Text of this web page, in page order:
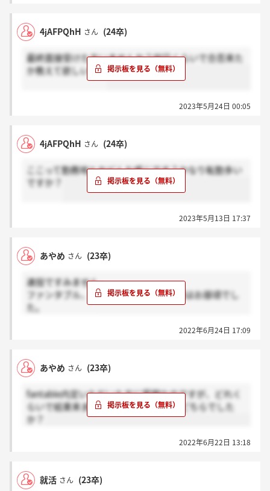
4jAFPQhH さん (24卒)
最終面接受けた方いませんか？何日くらいで合否来た
か教えて欲しいです
2023年5月24日 00:05
4jAFPQhH さん (24卒)
ここって勤務地とかどんな感じです？かなり転勤多い
ですか？
2023年5月13日 17:37
あやめ さん (23卒)
連投ですみません。
ファンタブル、3日で連絡が来て時間帯はお昼頃でし
た。
2022年6月24日 17:09
あやめ さん (23卒)
fantable内定いただいた方に質問なのですが、どれく
らいで結果来ましたか？電話とメールどちらでした
か？
2022年6月22日 13:18
就活 さん (23卒)